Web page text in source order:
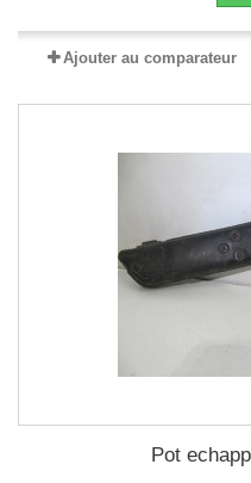
Ajouter au comparateur
Pot